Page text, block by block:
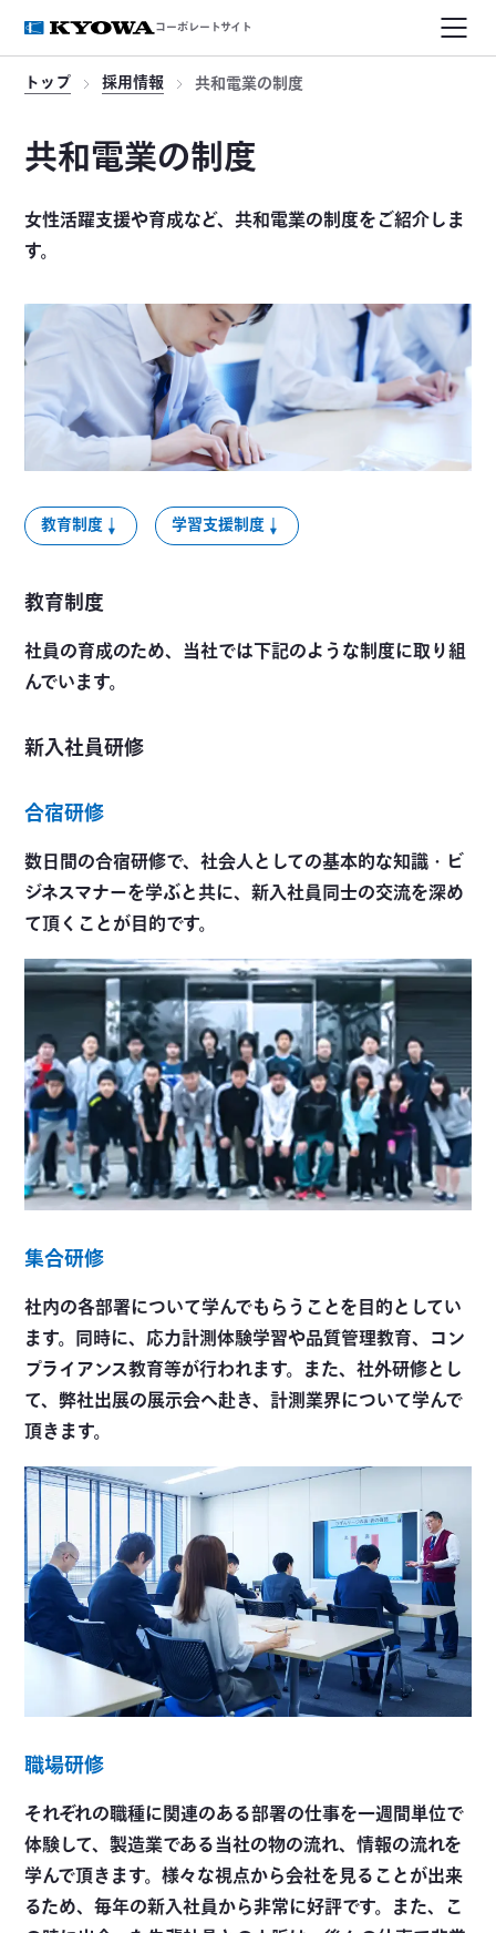
コーポレートサイト
トップ 採用情報 共和電業の制度
共和電業の制度
女性活躍支援や育成など、共和電業の制度をご紹介しま
す。
教育制度 学習支援制度
教育制度
社員の育成のため、当社では下記のような制度に取り組
んでいます。
新入社員研修
合宿研修
数日間の合宿研修で、社会人としての基本的な知識・ビ
ジネスマナーを学ぶと共に、新入社員同士の交流を深め
て頂くことが目的です。
集合研修
社内の各部署について学んでもらうことを目的としてい
ます。同時に、応力計測体験学習や品質管理教育、コン
プライアンス教育等が行われます。また、社外研修とし
て、弊社出展の展示会へ赴き、計測業界について学んで
頂きます。
職場研修
それぞれの職種に関連のある部署の仕事を一週間単位で
体験して、製造業である当社の物の流れ、情報の流れを
学んで頂きます。様々な視点から会社を見ることが出来
るため、毎年の新入社員から非常に好評です。また、こ